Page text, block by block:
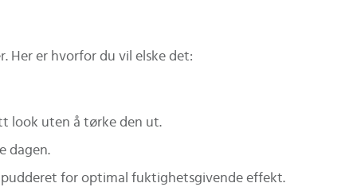
Her er hvorfor du vil elske det:
look uten å tørke den ut.
dagen.
for optimal fuktighetsgivende effekt.